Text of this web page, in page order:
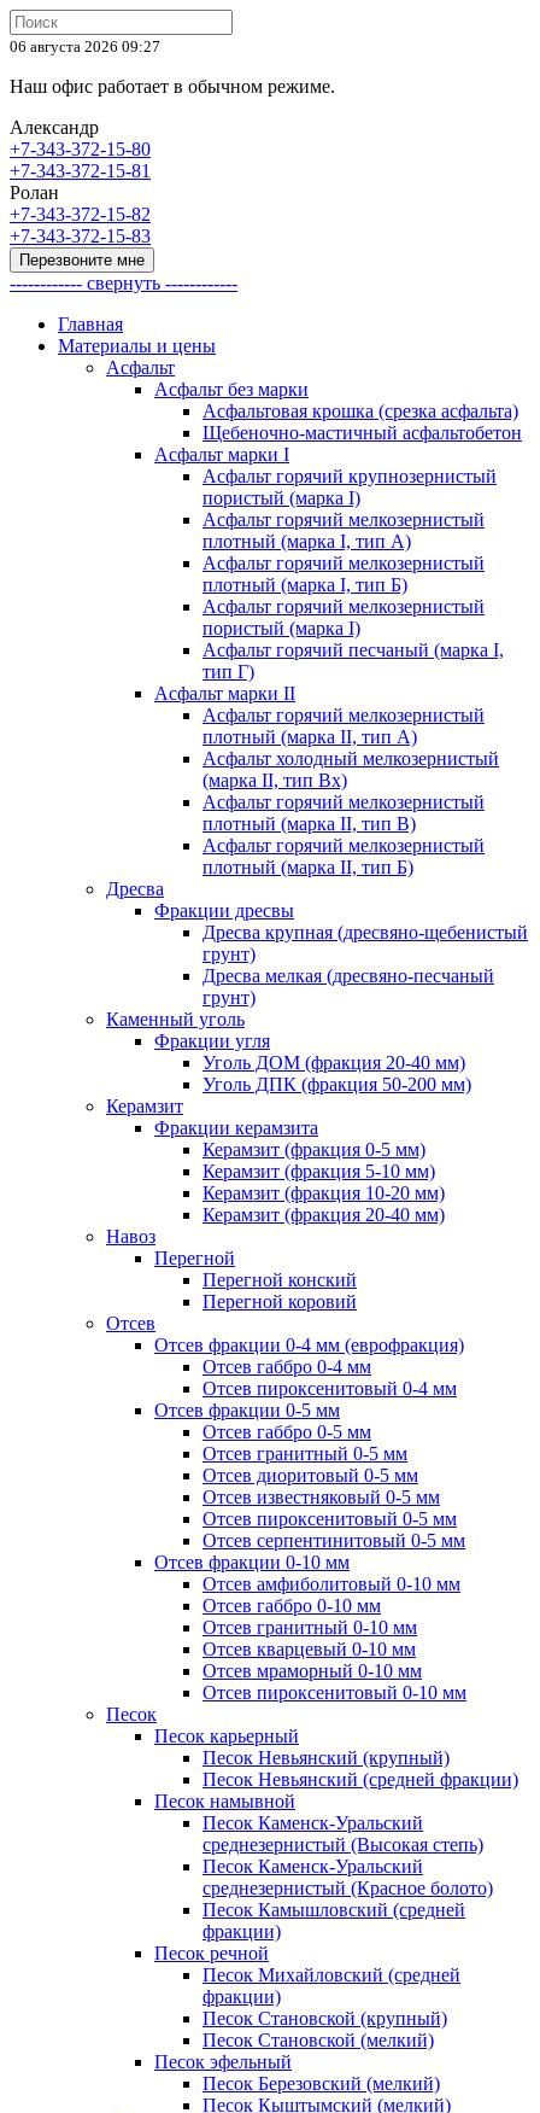
06 августа 2026 09:27
Наш офис работает в обычном режиме.
Александр
+7-343-372-15-80
+7-343-372-15-81
Ролан
+7-343-372-15-82
+7-343-372-15-83
Перезвоните мне
------------ свернуть ------------
Главная
Материалы и цены
Асфальт
Асфальт без марки
Асфальтовая крошка (срезка асфальта)
Щебеночно-мастичный асфальтобетон
Асфальт марки I
Асфальт горячий крупнозернистый
пористый (марка I)
Асфальт горячий мелкозернистый
плотный (марка I, тип А)
Асфальт горячий мелкозернистый
плотный (марка I, тип Б)
Асфальт горячий мелкозернистый
пористый (марка I)
Асфальт горячий песчаный (марка I,
тип Г)
Асфальт марки II
Асфальт горячий мелкозернистый
плотный (марка II, тип А)
Асфальт холодный мелкозернистый
(марка II, тип Вх)
Асфальт горячий мелкозернистый
плотный (марка II, тип В)
Асфальт горячий мелкозернистый
плотный (марка II, тип Б)
Дресва
Фракции дресвы
Дресва крупная (дресвяно-щебенистый
грунт)
Дресва мелкая (дресвяно-песчаный
грунт)
Каменный уголь
Фракции угля
Уголь ДОМ (фракция 20-40 мм)
Уголь ДПК (фракция 50-200 мм)
Керамзит
Фракции керамзита
Керамзит (фракция 0-5 мм)
Керамзит (фракция 5-10 мм)
Керамзит (фракция 10-20 мм)
Керамзит (фракция 20-40 мм)
Навоз
Перегной
Перегной конский
Перегной коровий
Отсев
Отсев фракции 0-4 мм (еврофракция)
Отсев габбро 0-4 мм
Отсев пироксенитовый 0-4 мм
Отсев фракции 0-5 мм
Отсев габбро 0-5 мм
Отсев гранитный 0-5 мм
Отсев диоритовый 0-5 мм
Отсев известняковый 0-5 мм
Отсев пироксенитовый 0-5 мм
Отсев серпентинитовый 0-5 мм
Отсев фракции 0-10 мм
Отсев амфиболитовый 0-10 мм
Отсев габбро 0-10 мм
Отсев гранитный 0-10 мм
Отсев кварцевый 0-10 мм
Отсев мраморный 0-10 мм
Отсев пироксенитовый 0-10 мм
Песок
Песок карьерный
Песок Невьянский (крупный)
Песок Невьянский (средней фракции)
Песок намывной
Песок Каменск-Уральский
среднезернистый (Высокая степь)
Песок Каменск-Уральский
среднезернистый (Красное болото)
Песок Камышловский (средней
фракции)
Песок речной
Песок Михайловский (средней
фракции)
Песок Становской (крупный)
Песок Становской (мелкий)
Песок эфельный
Песок Березовский (мелкий)
Песок Кыштымский (мелкий)